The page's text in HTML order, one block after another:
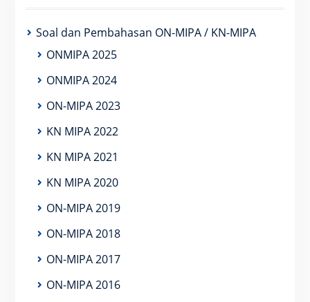
Soal dan Pembahasan ON-MIPA / KN-MIPA
ONMIPA 2025
ONMIPA 2024
ON-MIPA 2023
KN MIPA 2022
KN MIPA 2021
KN MIPA 2020
ON-MIPA 2019
ON-MIPA 2018
ON-MIPA 2017
ON-MIPA 2016